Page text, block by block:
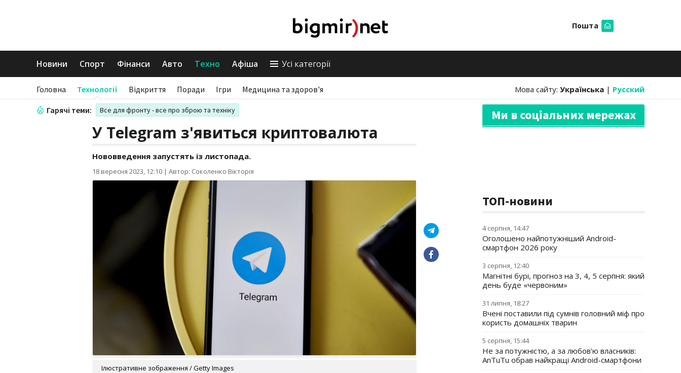
Пошта
Новини Спорт Фінанси Авто Техно Афіша Усі категорії
Головна Технології Відкриття Поради Ігри Медицина та здоров'я Мова сайту: Українська | Русский
Гарячі теми: Все для фронту - все про зброю та техніку
У Telegram з'явиться криптовалюта
Нововведення запустять із листопада.
18 вересня 2023, 12:10 | Автор: Соколенко Вікторія
Ілюстративне зображення / Getty Images
Ми в соціальних мережах
ТОП-новини
4 серпня, 14:47
Оголошено найпотужніший Android-
смартфон 2026 року
3 серпня, 12:40
Магнітні бурі, прогноз на 3, 4, 5 серпня: який
день буде «червоним»
31 липня, 18:27
Вчені поставили під сумнів головний міф про
користь домашніх тварин
5 серпня, 15:44
Не за потужністю, а за любов’ю власників:
AnTuTu обрав найкращі Android-смартфони